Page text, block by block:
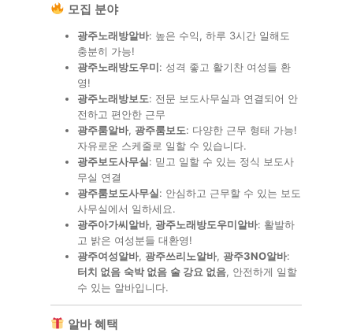
모집 분야
광주노래방알바: 높은 수익, 하루 3시간 일해도
충분히 가능!
광주노래방도우미: 성격 좋고 활기찬 여성들 환
영!
광주노래방보도: 전문 보도사무실과 연결되어 안
전하고 편안한 근무
광주룸알바, 광주룸보도: 다양한 근무 형태 가능!
자유로운 스케줄로 일할 수 있습니다.
광주보도사무실: 믿고 일할 수 있는 정식 보도사
무실 연결
광주룸보도사무실: 안심하고 근무할 수 있는 보도
사무실에서 일하세요.
광주아가씨알바, 광주노래방도우미알바: 활발하
고 밝은 여성분들 대환영!
광주여성알바, 광주쓰리노알바, 광주3NO알바:
터치 없음 숙박 없음 술 강요 없음, 안전하게 일할
수 있는 알바입니다.
알바 혜택